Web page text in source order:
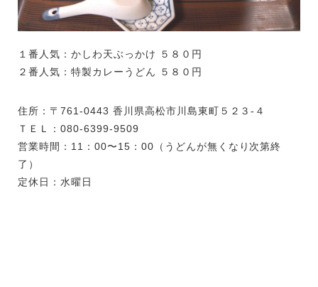
１番人気：かしわ天ぶっかけ ５８０円
２番人気：特製カレーうどん ５８０円
住所：〒761-0443 香川県高松市川島東町５２３-４
ＴＥＬ：080-6399-9509
営業時間：11：00〜15：00（うどんが無くなり次第終
了）
定休日：水曜日